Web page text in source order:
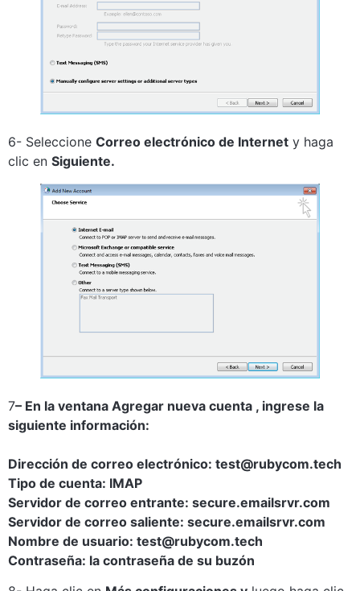
6- Seleccione Correo electrónico de Internet y haga
clic en Siguiente.
7– En la ventana Agregar nueva cuenta , ingrese la
siguiente información:
Dirección de correo electrónico: test@rubycom.tech
Tipo de cuenta: IMAP
Servidor de correo entrante: secure.emailsrvr.com
Servidor de correo saliente: secure.emailsrvr.com
Nombre de usuario: test@rubycom.tech
Contraseña: la contraseña de su buzón